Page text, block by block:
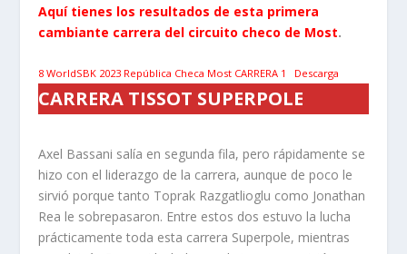
Aquí tienes los resultados de esta primera
cambiante carrera del circuito checo de Most.
8 WorldSBK 2023 República Checa Most CARRERA 1 Descarga
CARRERA TISSOT SUPERPOLE
Axel Bassani salía en segunda fila, pero rápidamente se
hizo con el liderazgo de la carrera, aunque de poco le
sirvió porque tanto Toprak Razgatlioglu como Jonathan
Rea le sobrepasaron. Entre estos dos estuvo la lucha
prácticamente toda esta carrera Superpole, mientras